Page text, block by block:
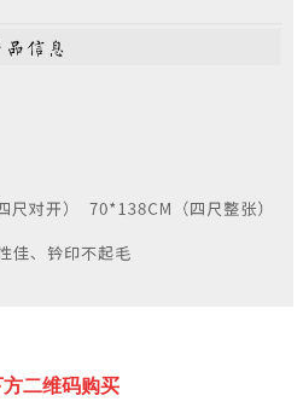
二维码购买